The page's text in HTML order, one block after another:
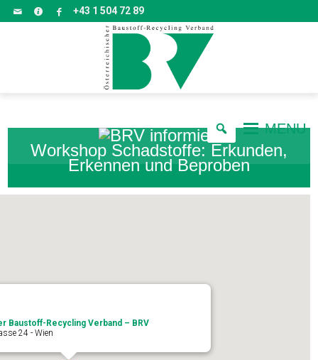
+43 1 504 72 89
MENU
Workshop Schadstoffe: Erkunden,
Erkennen und Beproben
Baustoff-Recycling Verband – BRV
24 - Wien